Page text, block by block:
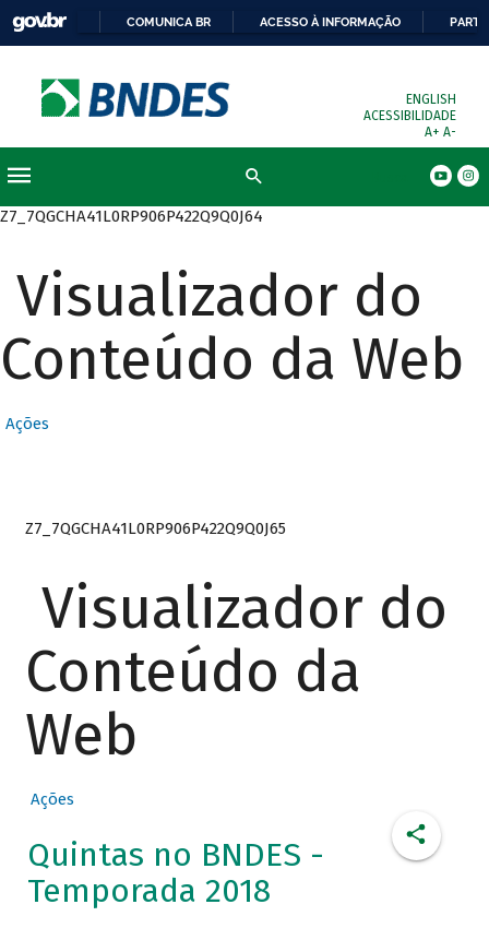
COMUNICA BR ACESSO À INFORMAÇÃO
ENGLISH
ACESSIBILIDADE
A+ A-
Z7_7QGCHA41L0RP906P422Q9Q0J64
Visualizador do
Conteúdo da Web
Ações
Z7_7QGCHA41L0RP906P422Q9Q0J65
Visualizador do
Conteúdo da
Web
Ações
Quintas no BNDES -
Temporada 2018